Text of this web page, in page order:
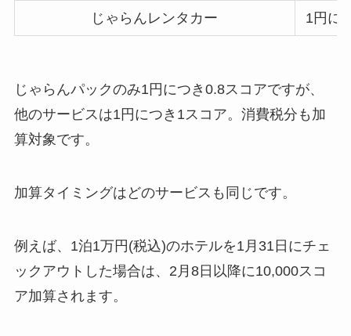
じゃらんレンタカー 1円に
じゃらんパックのみ1円につき0.8スコアですが、
他のサービスは1円につき1スコア。消費税分も加
算対象です。
加算タイミングはどのサービスも同じです。
例えば、1泊1万円(税込)のホテルを1月31日にチェ
ックアウトした場合は、2月8日以降に10,000スコ
ア加算されます。